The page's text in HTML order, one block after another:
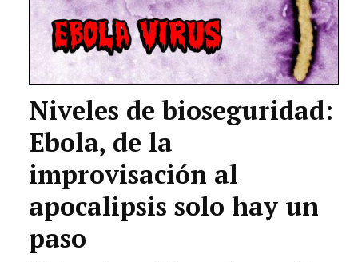
Niveles de bioseguridad:
Ebola, de la
improvisación al
apocalipsis solo hay un
paso